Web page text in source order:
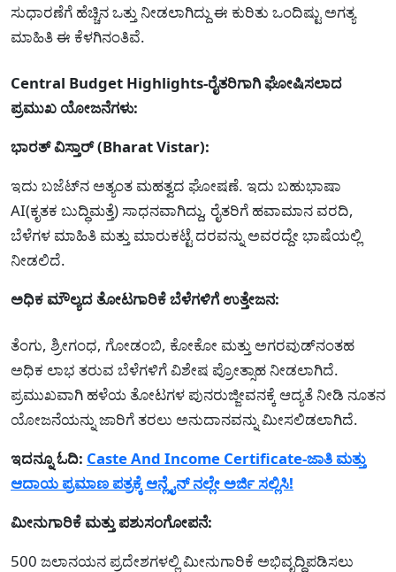
ಸುಧಾರಣೆಗೆ ಹೆಚ್ಚಿನ ಒತ್ತು ನೀಡಲಾಗಿದ್ದು ಈ ಕುರಿತು ಒಂದಿಷ್ಟು ಅಗತ್ಯ
ಮಾಹಿತಿ ಈ ಕೆಳಗಿನಂತಿವೆ.
Central Budget Highlights-ರೈತರಿಗಾಗಿ ಘೋಷಿಸಲಾದ
ಪ್ರಮುಖ ಯೋಜನೆಗಳು:
ಭಾರತ್ ವಿಸ್ತಾರ್ (Bharat Vistar):
ಇದು ಬಜೆಟ್‌ನ ಅತ್ಯಂತ ಮಹತ್ವದ ಘೋಷಣೆ. ಇದು ಬಹುಭಾಷಾ
AI(ಕೃತಕ ಬುದ್ಧಿಮತ್ತೆ) ಸಾಧನವಾಗಿದ್ದು, ರೈತರಿಗೆ ಹವಾಮಾನ ವರದಿ,
ಬೆಳೆಗಳ ಮಾಹಿತಿ ಮತ್ತು ಮಾರುಕಟ್ಟೆ ದರವನ್ನು ಅವರದ್ದೇ ಭಾಷೆಯಲ್ಲಿ
ನೀಡಲಿದೆ.
ಅಧಿಕ ಮೌಲ್ಯದ ತೋಟಗಾರಿಕೆ ಬೆಳೆಗಳಿಗೆ ಉತ್ತೇಜನ:
ತೆಂಗು, ಶ್ರೀಗಂಧ, ಗೋಡಂಬಿ, ಕೋಕೋ ಮತ್ತು ಅಗರವುಡ್‌ನಂತಹ
ಅಧಿಕ ಲಾಭ ತರುವ ಬೆಳೆಗಳಿಗೆ ವಿಶೇಷ ಪ್ರೋತ್ಸಾಹ ನೀಡಲಾಗಿದೆ.
ಪ್ರಮುಖವಾಗಿ ಹಳೆಯ ತೋಟಗಳ ಪುನರುಜ್ಜೀವನಕ್ಕೆ ಆದ್ಯತೆ ನೀಡಿ ನೂತನ
ಯೋಜನೆಯನ್ನು ಜಾರಿಗೆ ತರಲು ಅನುದಾನವನ್ನು ಮೀಸಲಿಡಲಾಗಿದೆ.
ಇದನ್ನೂ ಓದಿ: Caste And Income Certificate-ಜಾತಿ ಮತ್ತು
ಆದಾಯ ಪ್ರಮಾಣ ಪತ್ರಕ್ಕೆ ಆನ್ಲೈನ್ ನಲ್ಲೇ ಅರ್ಜಿ ಸಲ್ಲಿಸಿ!
ಮೀನುಗಾರಿಕೆ ಮತ್ತು ಪಶುಸಂಗೋಪನೆ:
500 ಜಲಾನಯನ ಪ್ರದೇಶಗಳಲ್ಲಿ ಮೀನುಗಾರಿಕೆ ಅಭಿವೃದ್ಧಿಪಡಿಸಲು